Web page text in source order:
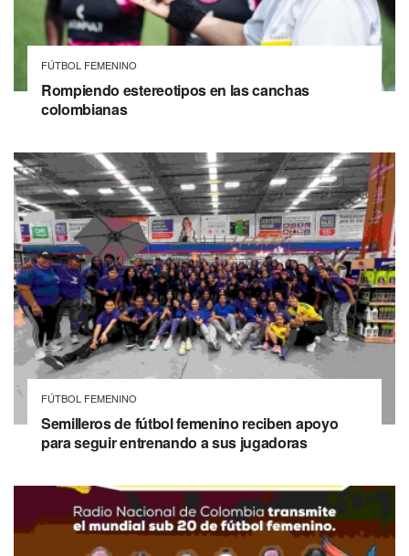
FÚTBOL FEMENINO
Rompiendo estereotipos en las canchas
colombianas
FÚTBOL FEMENINO
Semilleros de fútbol femenino reciben apoyo
para seguir entrenando a sus jugadoras